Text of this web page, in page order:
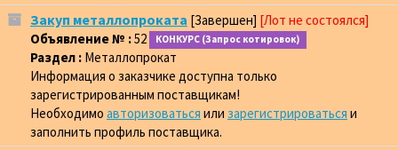
Закуп металлопроката [Завершен] [Лот не состоялся]
Объявление № :52 КОНКУРС (Запрос котировок)
Раздел : Металлопрокат
Информация о заказчике доступна только
зарегистрированным поставщикам!
Необходимо авторизоваться или зарегистрироваться и
заполнить профиль поставщика.